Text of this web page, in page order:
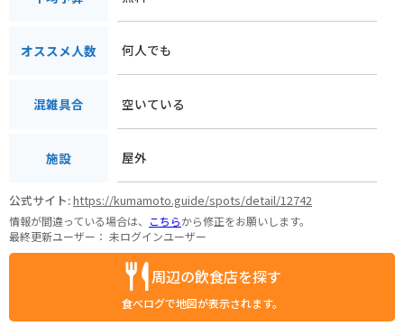
オススメ人数 何人でも
混雑具合 空いている
施設 屋外
公式サイト:https://kumamoto.guide/spots/detail/12742
情報が間違っている場合は、 こちらから修正をお願いします。
最終更新ユーザー： 未ログインユーザー
周辺の飲食店を探す
食べログで地図が表示されます。